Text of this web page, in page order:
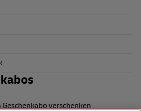
verschenken